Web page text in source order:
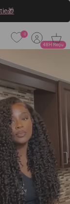
48H Reçu
0